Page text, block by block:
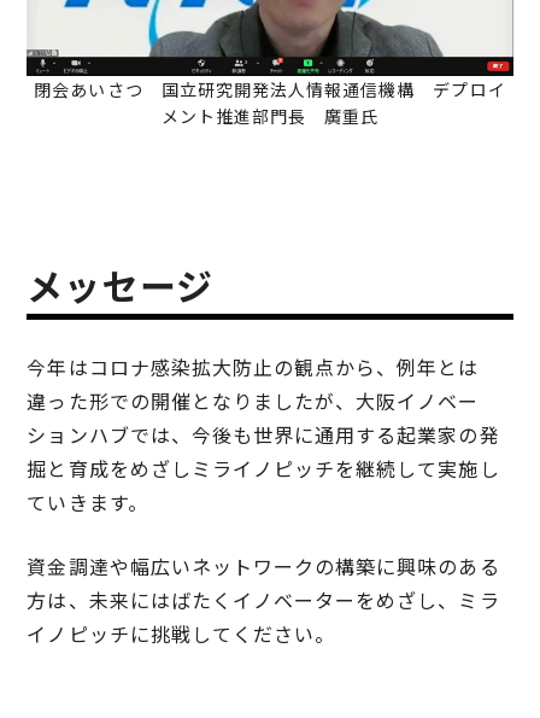
閉会あいさつ 国立研究開発法人情報通信機構 デプロイ
メント推進部門長 廣重氏
メッセージ
今年はコロナ感染拡大防止の観点から、例年とは
違った形での開催となりましたが、大阪イノベー
ションハブでは、今後も世界に通用する起業家の発
掘と育成をめざしミライノピッチを継続して実施し
ていきます。
資金調達や幅広いネットワークの構築に興味のある
方は、未来にはばたくイノベーターをめざし、ミラ
イノピッチに挑戦してください。